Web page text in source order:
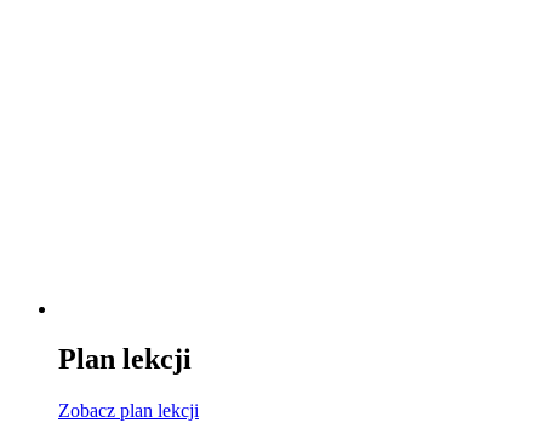
Plan lekcji
Zobacz plan lekcji